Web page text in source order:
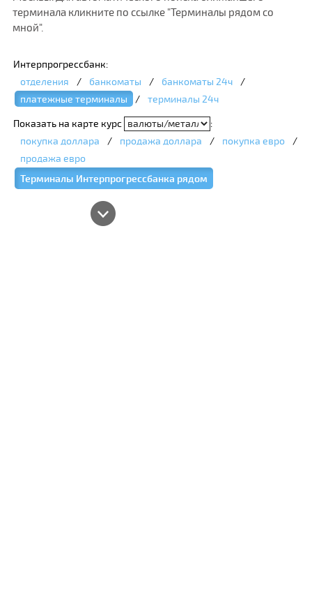
терминала кликните по ссылке "Терминалы рядом со
мной".
Интерпрогрессбанк:
отделения
/ банкоматы / банкоматы 24ч
/
платежные терминалы
/ терминалы 24ч
Показать на карте курс
:
покупка доллара
/ продажа доллара / покупка евро
/
продажа евро
Терминалы Интерпрогрессбанка рядом